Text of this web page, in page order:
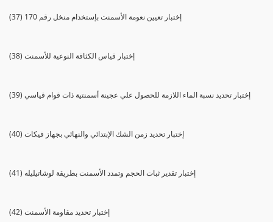
(37) إختبار تعيين نعومة الأسمنت بإستخدام منخل رقم 170
(38) إختبار قياس الكثافة النوعية للأسمنت
(39) إختبار تحديد نسبة الماء اللازمة للحصول علي عجينة أسمنتية ذات قوام قياسي
(40) إختبار تحديد زمن الشك الإبتدائي والنهائي بجهاز فيكات
(41) إختبار تقدير ثبات الحجم وتمدد الأسمنت بطريقة لوشاتيليله
(42) إختبار تحديد مقاومة الأسمنت